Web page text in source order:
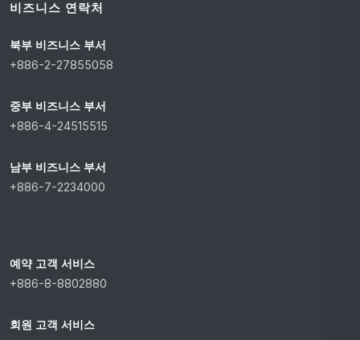
비즈니스 연락처
북부 비즈니스 부서
+886-2-27855058
중부 비즈니스 부서
+886-4-24515515
남부 비즈니스 부서
+886-7-2234000
예약 고객 서비스
+886-8-8802880
회원 고객 서비스